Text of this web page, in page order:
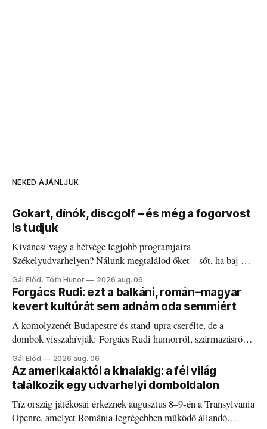
NEKED AJÁNLJUK
Gokart, dínók, discgolf – és még a fogorvost
is tudjuk
Kíváncsi vagy a hétvége legjobb programjaira
Székelyudvarhelyen? Nálunk megtalálod őket – sőt, ha baj van
a fogaddal, a fogorvosi ügyeletet is!
Gál Előd, Tóth Hunor 2026 aug. 06
Forgács Rudi: ezt a balkáni, román–magyar
kevert kultúrát sem adnám oda semmiért
A komolyzenét Budapestre és stand-upra cserélte, de a
dombok visszahívják: Forgács Rudi humorról, származásról
és határokról.
Gál Előd 2026 aug. 06
Az amerikaiaktól a kínaiakig: a fél világ
találkozik egy udvarhelyi domboldalon
Tíz ország játékosai érkeznek augusztus 8–9-én a Transylvania
Openre, amelyet Románia legrégebben működő állandó